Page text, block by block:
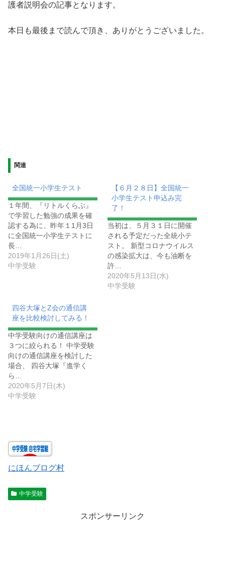
護者説明会の記事となります。
本日も最後まで読んで頂き、ありがとうございました。
関連
全国統一小学生テスト
１年間、『リトルくらぶ』
で学習した勉強の成果を確
認する為に、昨年１1月3日
に全国統一小学生テストに
長…
2019年1月26日(土)
中学受験
【６月２８日】全国統一
小学生テスト申込み完
了！
当初は、５月３１日に開催
される予定だった全統小テ
スト。 新型コロナウイルス
の感染拡大は、今も油断を
許…
2020年5月13日(水)
中学受験
四谷大塚とZ会の通信講
座を比較検討してみる！
中学受験向けの通信講座は
３つに絞られる！ 中学受験
向けの通信講座を検討した
場合、 四谷大塚『進学く
ら…
2020年5月7日(木)
中学受験
にほんブログ村
中学受験
スポンサーリンク